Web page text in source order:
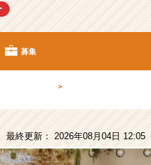
募集
>
最終更新： 2026年08月04日 12:05